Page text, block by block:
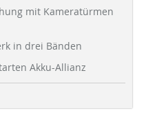
mit Kameratürmen
in drei Bänden
Akku-Allianz